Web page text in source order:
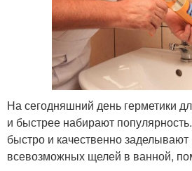
На сегодняшний день герметики
и быстрее набирают
быстро и качественно
всевозможных щелей в ванной,